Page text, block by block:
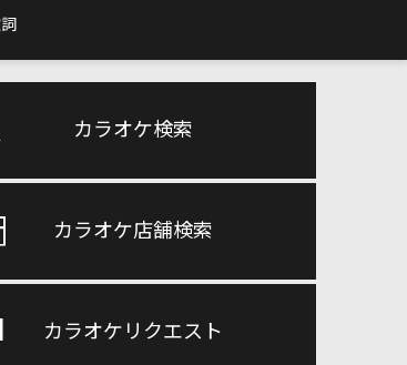
カラオケ検索
カラオケ店舗検索
カラオケリクエスト